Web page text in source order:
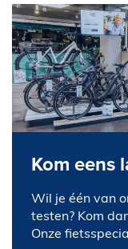
Kom eens
Wil je één van
testen? Kom
Onze